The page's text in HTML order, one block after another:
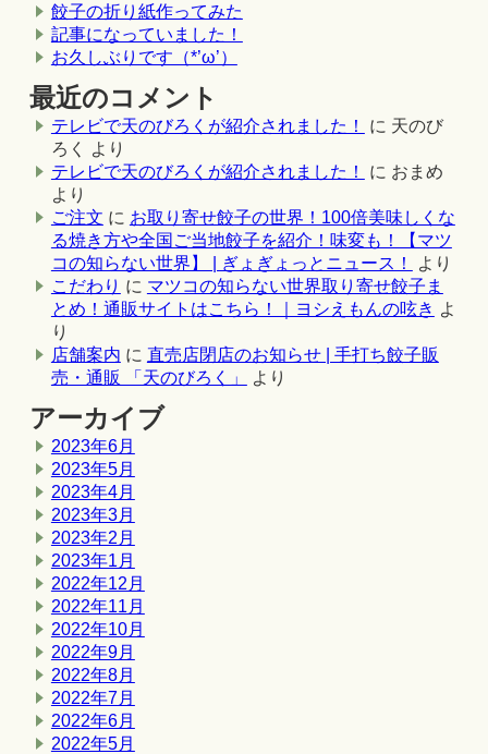
餃子の折り紙作ってみた
記事になっていました！
お久しぶりです（*’ω’）
最近のコメント
テレビで天のびろくが紹介されました！ に 天のび
ろく
より
テレビで天のびろくが紹介されました！
に おまめ
より
ご注文 に お取り寄せ餃子の世界！100倍美味しくな
る焼き方や全国ご当地餃子を紹介！味変も！【マツ
コの知らない世界】 | ぎょぎょっとニュース！
より
こだわり に マツコの知らない世界取り寄せ餃子ま
とめ！通販サイトはこちら！｜ヨシえもんの呟き よ
り
店舗案内 に 直売店閉店のお知らせ | 手打ち餃子販
売・通販 「天のびろく」
より
アーカイブ
2023年6月
2023年5月
2023年4月
2023年3月
2023年2月
2023年1月
2022年12月
2022年11月
2022年10月
2022年9月
2022年8月
2022年7月
2022年6月
2022年5月